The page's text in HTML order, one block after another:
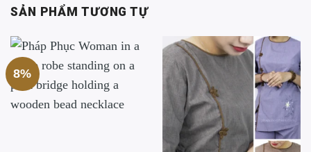
SẢN PHẨM TƯƠNG TỰ
8%